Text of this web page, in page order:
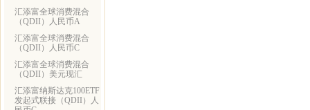
汇添富全球消费混合
（QDII）人民币A
汇添富全球消费混合
（QDII）人民币C
汇添富全球消费混合
（QDII）美元现汇
汇添富纳斯达克100ETF
发起式联接（QDII）人